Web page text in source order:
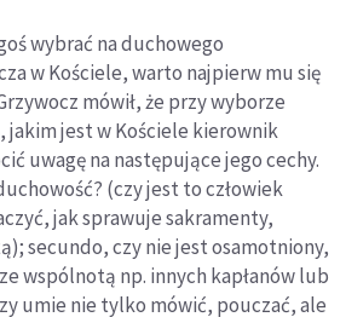
wybrać na duchowego
w Kościele, warto najpierw mu się
mówił, że przy wyborze
jest w Kościele kierownik
uwagę na następujące jego cechy.
(czy jest to człowiek
jak sprawuje sakramenty,
secundo, czy nie jest osamotniony,
wspólnotą np. innych kapłanów lub
umie nie tylko mówić, pouczać, ale